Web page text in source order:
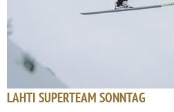
LAHTI SUPERTEAM SONNTAG